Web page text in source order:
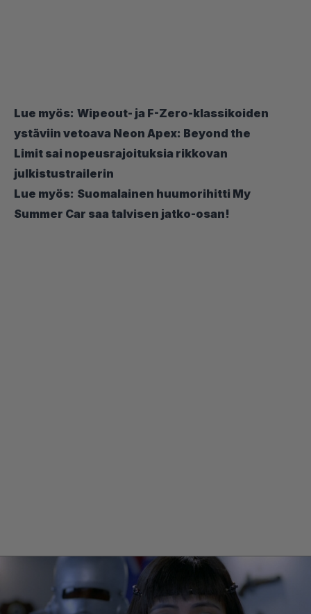
Lue myös: Wipeout- ja F-Zero-klassikoiden
ystäviin vetoava Neon Apex: Beyond the
Limit sai nopeusrajoituksia rikkovan
julkistustrailerin
Lue myös: Suomalainen huumorihitti My
Summer Car saa talvisen jatko-osan!